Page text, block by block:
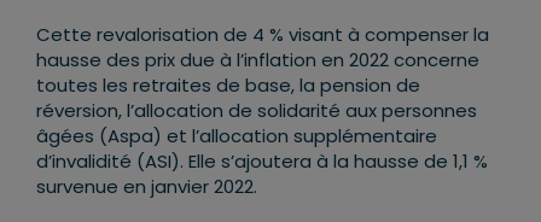
Cette revalorisation de 4 % visant à compenser la
hausse des prix due à l’inflation en 2022 concerne
toutes les retraites de base, la pension de
réversion, l’allocation de solidarité aux personnes
âgées (Aspa) et l’allocation supplémentaire
d’invalidité (ASI). Elle s’ajoutera à la hausse de 1,1 %
survenue en janvier 2022.